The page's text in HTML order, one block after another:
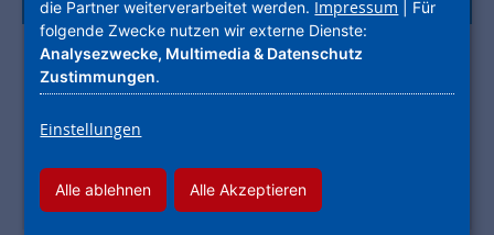
Ausgabe 01/2026
mehr sicherer wohnen. Schutz für Ihr Zuhause:
Die zwei wichtigsten Versicherungen
Jetzt Inhalte entdecken
die Partner weiterverarbeitet werden. Impressum | Für
folgende Zwecke nutzen wir externe Dienste:
Analysezwecke, Multimedia & Datenschutz
Zustimmungen.
Einstellungen
Alle ablehnen Alle Akzeptieren